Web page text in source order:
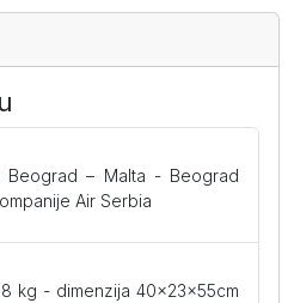
– Malta - Beograd
Air Serbia
kg - dimenzija 40x23x55cm